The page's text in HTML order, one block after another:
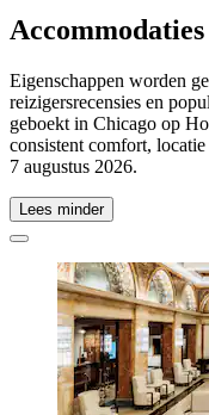
Eigenschappen worden
reizigersrecensies en
geboekt in Chicago op
consistent comfort,
7 augustus 2026.
Lees minder